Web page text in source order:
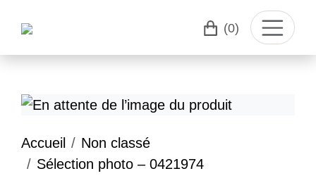
(0)
Accueil
Non classé
Sélection photo – 0421974